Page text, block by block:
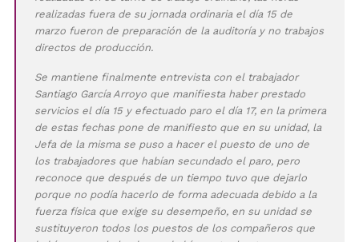
realizadas fuera de su jornada ordinaria el día 15 de
marzo fueron de preparación de la auditoría y no trabajos
directos de producción.
Se mantiene finalmente entrevista con el trabajador
Santiago García Arroyo que manifiesta haber prestado
servicios el día 15 y efectuado paro el día 17, en la primera
de estas fechas pone de manifiesto que en su unidad, la
Jefa de la misma se puso a hacer el puesto de uno de
los trabajadores que habían secundado el paro, pero
reconoce que después de un tiempo tuvo que dejarlo
porque no podía hacerlo de forma adecuada debido a la
fuerza física que exige su desempeño, en su unidad se
sustituyeron todos los puestos de los compañeros que